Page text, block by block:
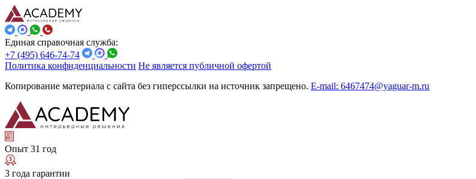
Единая справочная служба:
+7 (495) 646-74-74
Политика конфиденциальности Не является публичной офертой
Копирование материала с сайта без гиперссылки на источник запрещено. E-mail: 6467474@yaguar-m.ru
Опыт 31 год
3 года гарантии